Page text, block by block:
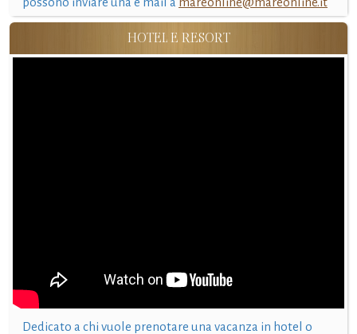
HOTEL E RESORT
Dedicato a chi vuole prenotare una vacanza in hotel o